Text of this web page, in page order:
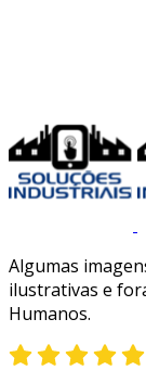
Algumas
ilustrativas e
Humanos.